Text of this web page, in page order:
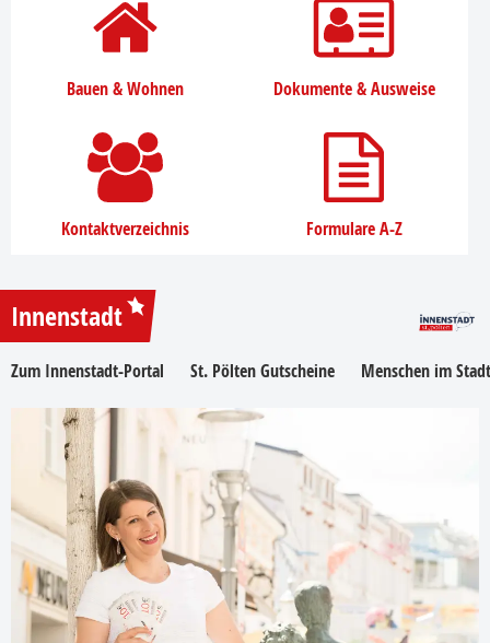
Bauen & Wohnen Dokumente & Ausweise
Kontaktverzeichnis Formulare A-Z
Innenstadt
Zum Innenstadt-Portal St. Pölten Gutscheine Menschen im